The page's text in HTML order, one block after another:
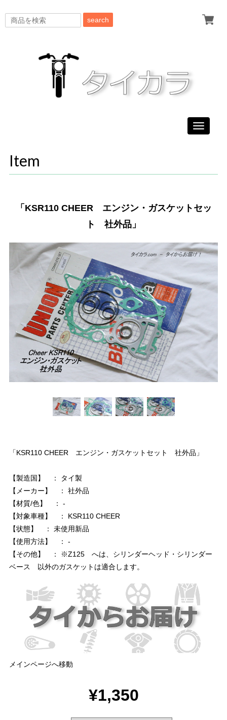
search
Toggle
Item
「KSR110 CHEER エンジン・ガスケットセッ
ト 社外品」
「KSR110 CHEER エンジン・ガスケットセット 社外品」
【製造国】 ： タイ製
【メーカー】 ： 社外品
【材質/色】 ： -
【対象車種】 ： KSR110 CHEER
【状態】 ： 未使用新品
【使用方法】 ： -
【その他】 ： ※Z125 へは、シリンダーヘッド・シリンダー
ベース 以外のガスケットは適合します。
メインページへ移動
¥1,350